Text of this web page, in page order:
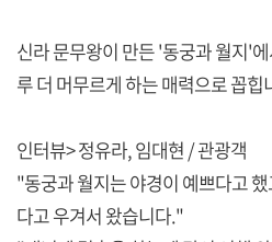
신라 문무왕이 만든 '동궁과 월지'
루 더 머무르게 하는 매력으로 꼽힙
인터뷰> 정유라, 임대현 / 관광객
"동궁과 월지는 야경이 예쁘다고
다고 우겨서 왔습니다."